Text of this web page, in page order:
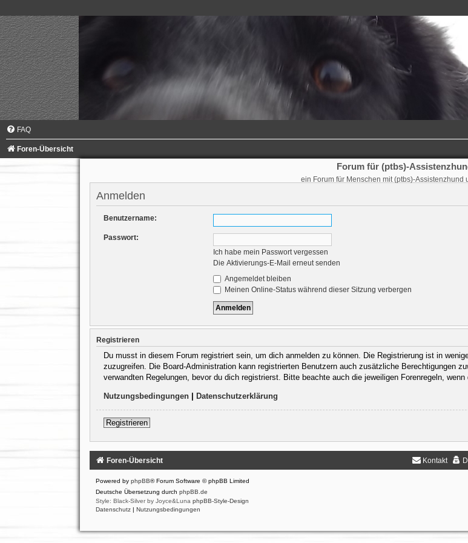
FAQ
Foren-Übersicht
Forum für (ptbs)-
ein Forum für Menschen mit (ptbs)-Assistenzhund
Anmelden
Benutzername:
Passwort:
Ich habe mein Passwort vergessen
Die Aktivierungs-E-Mail erneut senden
Angemeldet bleiben
Meinen Online-Status während dieser Sitzung verbergen
Registrieren
Du musst in diesem Forum registriert sein, um dich anmelden zu können. Die Registrierung ist in
zuzugreifen. Die Board-Administration kann registrierten Benutzern auch zusätzliche Berechtigungen
verwandten Regelungen, bevor du dich registrierst. Bitte beachte auch die jeweiligen Forenregeln,
Nutzungsbedingungen| Datenschutzerklärung
Registrieren
Foren-Übersicht Kontakt
Powered by phpBB® Forum Software © phpBB Limited
Deutsche Übersetzung durch phpBB.de
Style: Black-Silver by Joyce&Luna phpBB-Style-Design
Datenschutz | Nutzungsbedingungen